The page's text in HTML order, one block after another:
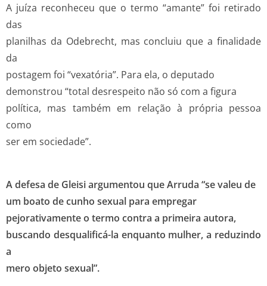
A juíza reconheceu que o termo “amante” foi retirado
das
planilhas da Odebrecht, mas concluiu que a finalidade
da
postagem foi “vexatória”. Para ela, o deputado
demonstrou “total desrespeito não só com a figura
política, mas também em relação à própria pessoa
como
ser em sociedade”.
A defesa de Gleisi argumentou que Arruda “se valeu de
um boato de cunho sexual para empregar
pejorativamente o termo contra a primeira autora,
buscando desqualificá-la enquanto mulher, a reduzindo
a
mero objeto sexual”.